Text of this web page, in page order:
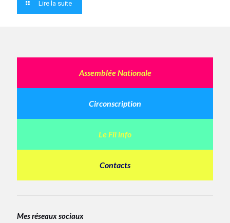
Lire la suite
Assemblée Nationale
Circonscription
Le Fil info
Contacts
Mes réseaux sociaux